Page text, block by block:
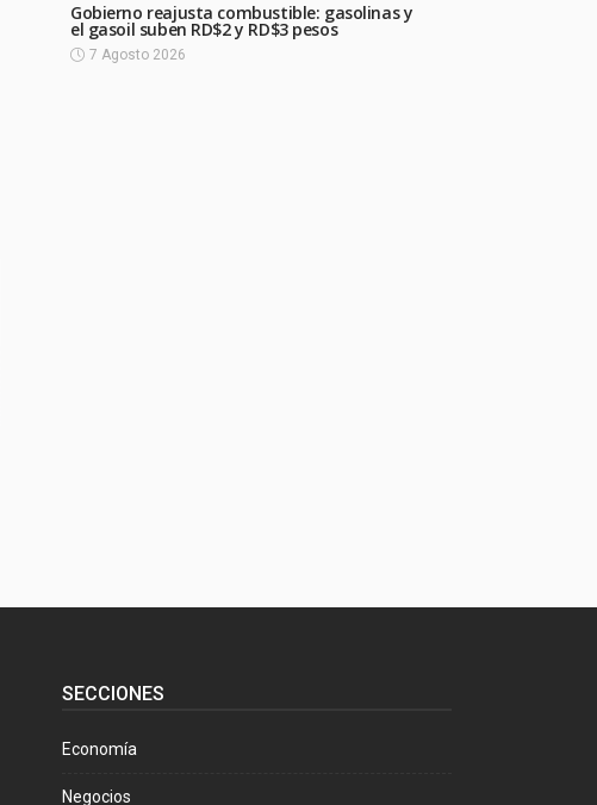
Gobierno reajusta combustible: gasolinas y
el gasoil suben RD$2 y RD$3 pesos
7 Agosto 2026
SECCIONES
Economía
Negocios